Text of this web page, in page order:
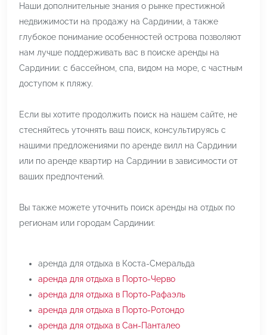
Наши дополнительные знания о рынке престижной
недвижимости на продажу на Сардинии, а также
глубокое понимание особенностей острова позволяют
нам лучше поддерживать вас в поиске аренды на
Сардинии: с бассейном, спа, видом на море, с частным
доступом к пляжу.
Если вы хотите продолжить поиск на нашем сайте, не
стесняйтесь уточнять ваш поиск, консультируясь с
нашими предложениями по аренде вилл на Сардинии
или по аренде квартир на Сардинии в зависимости от
ваших предпочтений.
Вы также можете уточнить поиск аренды на отдых по
регионам или городам Сардинии:
аренда для отдыха в Коста-Смеральда
аренда для отдыха в Порто-Черво
аренда для отдыха в Порто-Рафаэль
аренда для отдыха в Порто-Ротондо
аренда для отдыха в Сан-Панталео